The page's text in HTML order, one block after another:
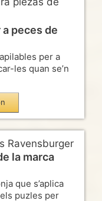
peces de
per a
les quan se’n
la marca
que s’aplica
puzles per